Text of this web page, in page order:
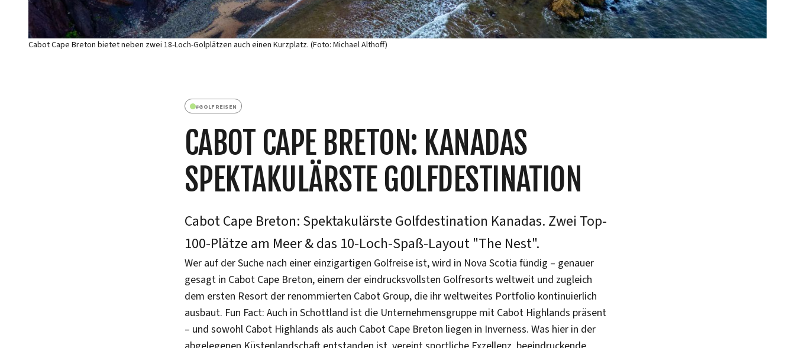
Cabot Cape Breton bietet neben zwei 18-Loch-Golplätzen auch einen Kurzplatz. (Foto: Michael Althoff)
#GOLFREISEN
CABOT CAPE BRETON: KANADAS
SPEKTAKULÄRSTE GOLFDESTINATION
Cabot Cape Breton: Spektakulärste Golfdestination Kanadas. Zwei Top-
100-Plätze am Meer & das 10-Loch-Spaß-Layout "The Nest".
Wer auf der Suche nach einer einzigartigen Golfreise ist, wird in Nova Scotia fündig – genauer
gesagt in Cabot Cape Breton, einem der eindrucksvollsten Golfresorts weltweit und zugleich
dem ersten Resort der renommierten Cabot Group, die ihr weltweites Portfolio kontinuierlich
ausbaut. Fun Fact: Auch in Schottland ist die Unternehmensgruppe mit Cabot Highlands präsent
– und sowohl Cabot Highlands als auch Cabot Cape Breton liegen in Inverness. Was hier in der